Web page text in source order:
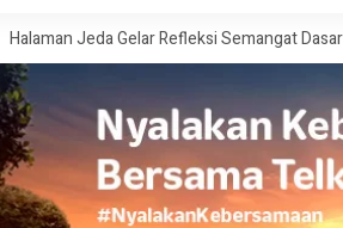
Jeda Gelar Refleksi Semangat Dasar Aceh